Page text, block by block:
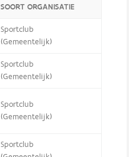
SOORT ORGANISATIE
Sportclub
(Gemeentelijk)
Sportclub
(Gemeentelijk)
Sportclub
(Gemeentelijk)
Sportclub